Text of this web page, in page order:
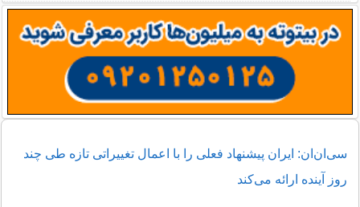
سی‌ان‌ان: ایران پیشنهاد فعلی را با اعمال تغییراتی تازه طی چند
روز آینده ارائه می‌کند